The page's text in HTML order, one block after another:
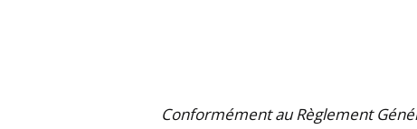
Conformément au Règlement